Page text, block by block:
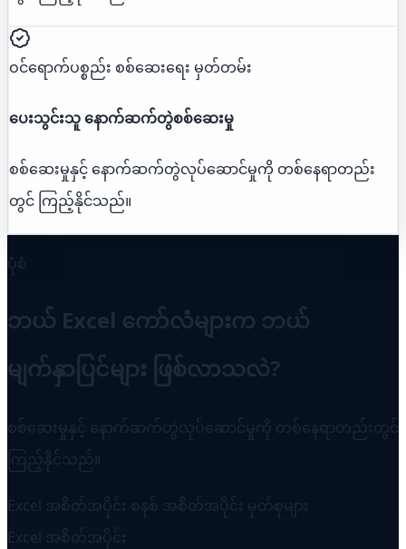
ဝင်ရောက်ပစ္စည်း စစ်ဆေးရေး မှတ်တမ်း
ပေးသွင်းသူ နောက်ဆက်တွဲစစ်ဆေးမှု
စစ်ဆေးမှုနှင့် နောက်ဆက်တွဲလုပ်ဆောင်မှုကို တစ်နေရာတည်း
တွင် ကြည့်နိုင်သည်။
ပုံစံ
ဘယ် Excel ကော်လံများက ဘယ်
မျက်နှာပြင်များ ဖြစ်လာသလဲ?
စစ်ဆေးမှုနှင့် နောက်ဆက်တွဲလုပ်ဆောင်မှုကို တစ်နေရာတည်းတွင်
ကြည့်နိုင်သည်။
Excel အစိတ်အပိုင်း စနစ် အစိတ်အပိုင်း မှတ်စုများ
Excel အစိတ်အပိုင်း